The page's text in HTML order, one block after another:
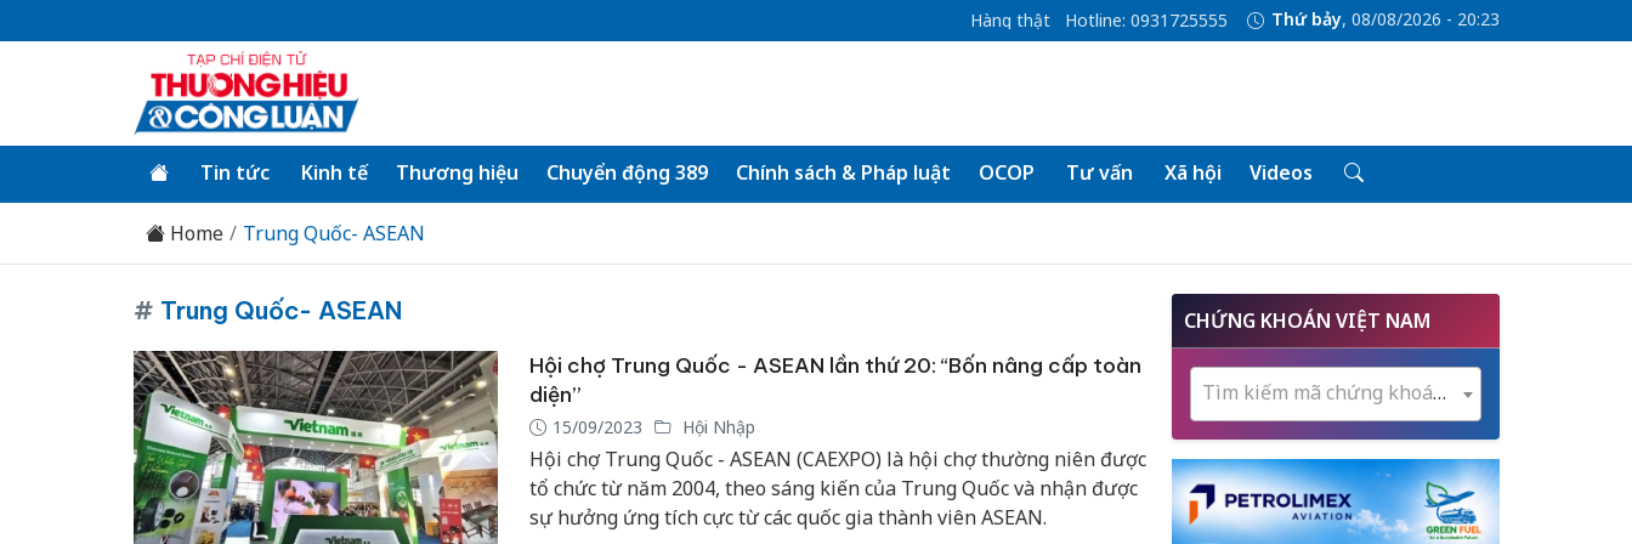
Hàng thật Hotline: 0931725555 Thứ bảy, 08/08/2026 - 20:23
Tin tức Kinh tế Thương hiệu Chuyển động 389 Chính sách & Pháp luật OCOP Tư vấn Xã hội Videos
Home Trung Quốc- ASEAN
# Trung Quốc- ASEAN
Hội chợ Trung Quốc - ASEAN lần thứ 20: “Bốn nâng cấp toàn
diện”
15/09/2023 Hội Nhập
Hội chợ Trung Quốc - ASEAN (CAEXPO) là hội chợ thường niên được
tổ chức từ năm 2004, theo sáng kiến của Trung Quốc và nhận được
sự hưởng ứng tích cực từ các quốc gia thành viên ASEAN.
CHỨNG KHOÁN VIỆT NAM
Tìm kiếm mã chứng khoán...